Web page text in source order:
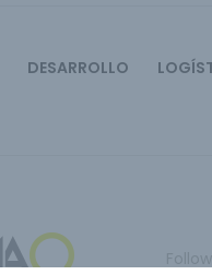
DESARROLLO